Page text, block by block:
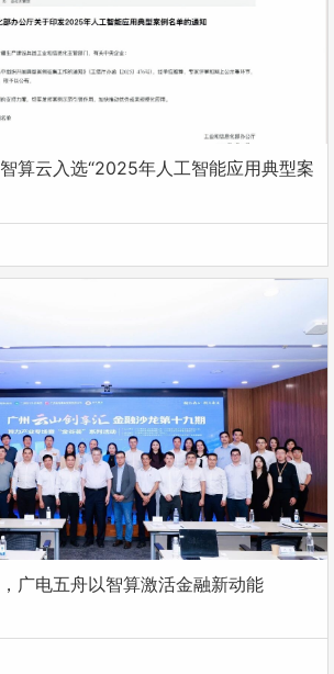
算云入选“2025年人工智能应用典型案
广电五舟以智算激活金融新动能